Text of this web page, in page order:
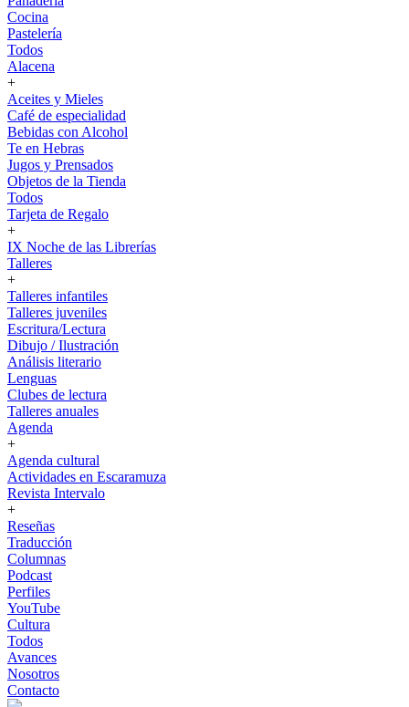
Cocina
Pastelería
Todos
Alacena
+
Aceites y Mieles
Café de especialidad
Bebidas con Alcohol
Te en Hebras
Jugos y Prensados
Objetos de la Tienda
Todos
Tarjeta de Regalo
+
IX Noche de las Librerías
Talleres
+
Talleres infantiles
Talleres juveniles
Escritura/Lectura
Dibujo / Ilustración
Análisis literario
Lenguas
Clubes de lectura
Talleres anuales
Agenda
+
Agenda cultural
Actividades en Escaramuza
Revista Intervalo
+
Reseñas
Traducción
Columnas
Podcast
Perfiles
YouTube
Cultura
Todos
Avances
Nosotros
Contacto